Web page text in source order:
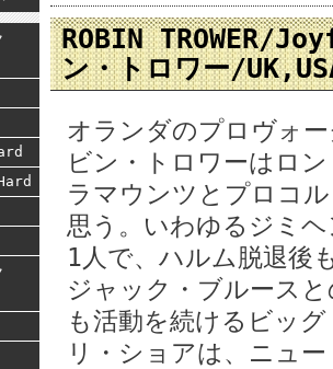
ROBIN
ン・トロワー/
オランダのプロヴォ
ビン・トロワーはロ
ラマウンツとプロコ
思う。いわゆるジミ
1人で、ハルム脱退後
ジャック・ブルース
も活動を続けるビッ
リ・ショアは、ニュ